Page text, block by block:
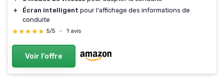
＋
Écran intelligent pour l'affichage des informations de
conduite
★★★★★
★★★★★ 5/5 — 1 avis
Voir l'offre